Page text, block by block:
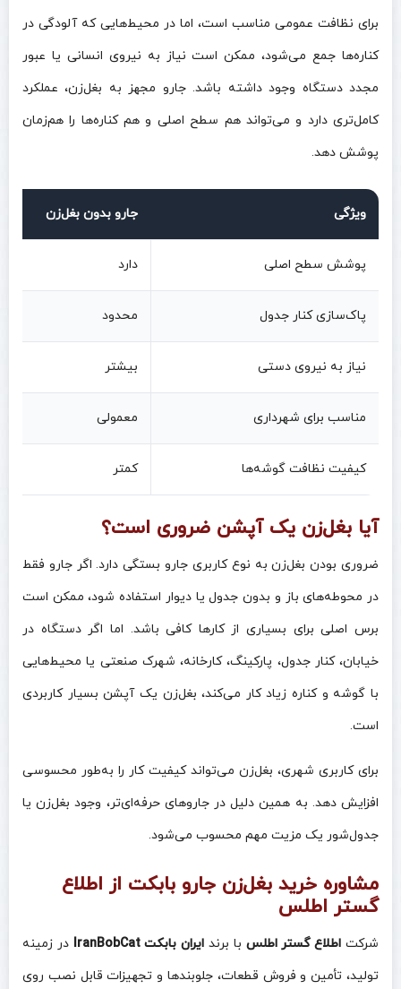
برای نظافت عمومی مناسب است، اما در محیط‌هایی که آلودگی در
کناره‌ها جمع می‌شود، ممکن است نیاز به نیروی انسانی یا عبور
مجدد دستگاه وجود داشته باشد. جارو مجهز به بغل‌زن، عملکرد
کامل‌تری دارد و می‌تواند هم سطح اصلی و هم کناره‌ها را هم‌زمان
پوشش دهد.
ویژگی جارو بدون بغل‌زن
پوشش سطح اصلی دارد
پاک‌سازی کنار جدول محدود
نیاز به نیروی دستی بیشتر
مناسب برای شهرداری معمولی
کیفیت نظافت گوشه‌ها کمتر
آیا بغل‌زن یک آپشن ضروری است؟
ضروری بودن بغل‌زن به نوع کاربری جارو بستگی دارد. اگر جارو فقط
در محوطه‌های باز و بدون جدول یا دیوار استفاده شود، ممکن است
برس اصلی برای بسیاری از کارها کافی باشد. اما اگر دستگاه در
خیابان، کنار جدول، پارکینگ، کارخانه، شهرک صنعتی یا محیط‌هایی
با گوشه و کناره زیاد کار می‌کند، بغل‌زن یک آپشن بسیار کاربردی
است.
برای کاربری شهری، بغل‌زن می‌تواند کیفیت کار را به‌طور محسوسی
افزایش دهد. به همین دلیل در جاروهای حرفه‌ای‌تر، وجود بغل‌زن یا
جدول‌شور یک مزیت مهم محسوب می‌شود.
مشاوره خرید بغل‌زن جارو بابکت از اطلاع
گستر اطلس
شرکت اطلاع گستر اطلس با برند ایران بابکت IranBobCat
در زمینه
تولید، تأمین و فروش قطعات، جلوبندها و تجهیزات قابل نصب روی